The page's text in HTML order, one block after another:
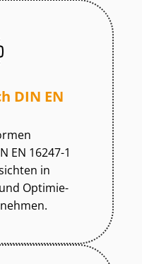
DIN EN
EN 16247-1
in
Op­ti­mie­